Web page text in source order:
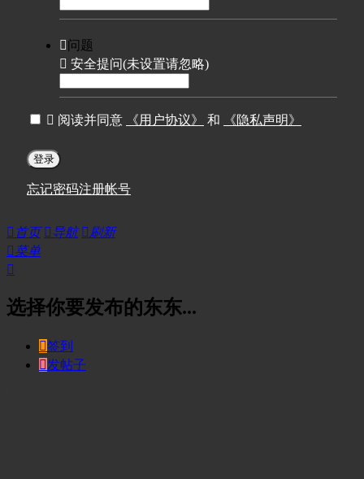
问题
 安全提问(未设置请忽略)
 阅读并同意 《用户协议》 和 《隐私声明》
登录
忘记密码注册帐号
 首页 导航  刷新
菜单

选择你要发布的东东...
签到
发帖子